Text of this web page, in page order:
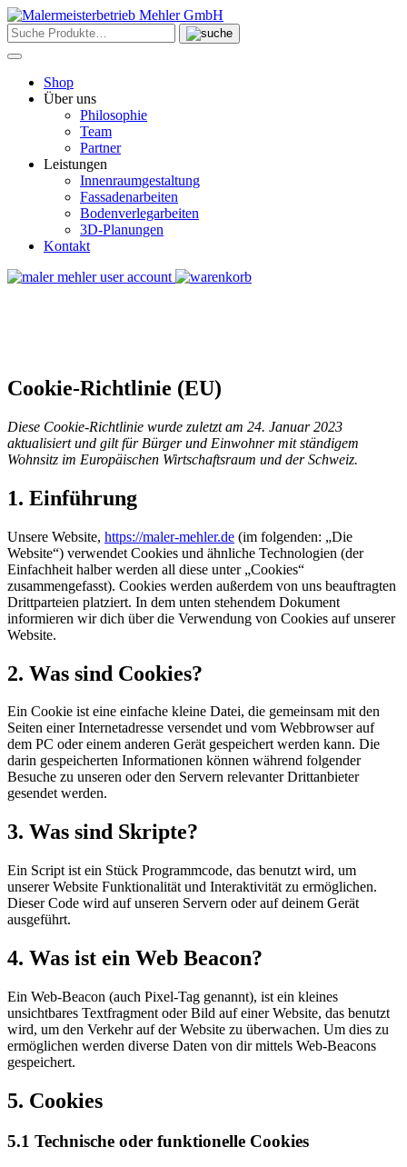
Skip
to
content
Shop
Über uns
Philosophie
Team
Partner
Leistungen
Innenraumgestaltung
Fassadenarbeiten
Bodenverlegarbeiten
3D-Planungen
Kontakt
Cookie-Richtlinie (EU)
Diese Cookie-Richtlinie wurde zuletzt am 24. Januar 2023
aktualisiert und gilt für Bürger und Einwohner mit ständigem
Wohnsitz im Europäischen Wirtschaftsraum und der Schweiz.
1. Einführung
Unsere Website, https://maler-mehler.de (im folgenden: „Die
Website“) verwendet Cookies und ähnliche Technologien (der
Einfachheit halber werden all diese unter „Cookies“
zusammengefasst). Cookies werden außerdem von uns beauftragten
Drittparteien platziert. In dem unten stehendem Dokument
informieren wir dich über die Verwendung von Cookies auf unserer
Website.
2. Was sind Cookies?
Ein Cookie ist eine einfache kleine Datei, die gemeinsam mit den
Seiten einer Internetadresse versendet und vom Webbrowser auf
dem PC oder einem anderen Gerät gespeichert werden kann. Die
darin gespeicherten Informationen können während folgender
Besuche zu unseren oder den Servern relevanter Drittanbieter
gesendet werden.
3. Was sind Skripte?
Ein Script ist ein Stück Programmcode, das benutzt wird, um
unserer Website Funktionalität und Interaktivität zu ermöglichen.
Dieser Code wird auf unseren Servern oder auf deinem Gerät
ausgeführt.
4. Was ist ein Web Beacon?
Ein Web-Beacon (auch Pixel-Tag genannt), ist ein kleines
unsichtbares Textfragment oder Bild auf einer Website, das benutzt
wird, um den Verkehr auf der Website zu überwachen. Um dies zu
ermöglichen werden diverse Daten von dir mittels Web-Beacons
gespeichert.
5. Cookies
5.1 Technische oder funktionelle Cookies